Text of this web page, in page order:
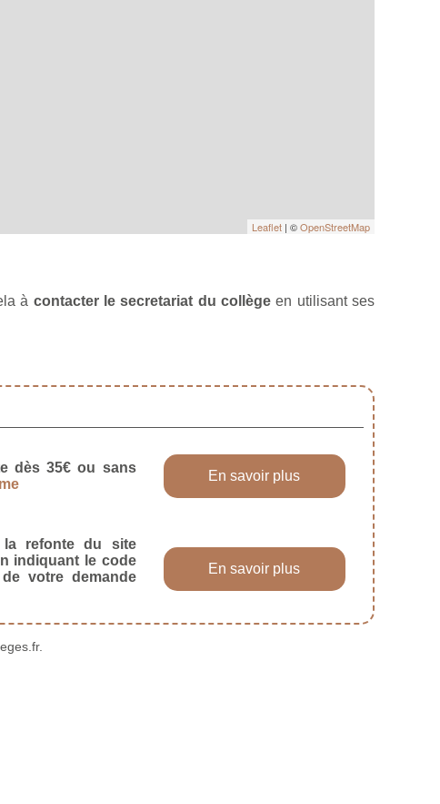
Leaflet | ©OpenStreetMap
à contacter le secretariat du collègeen utilisant ses
dès 35€ ou sans
En savoir plus
refonte du site
indiquant le code
votre demande
En savoir plus